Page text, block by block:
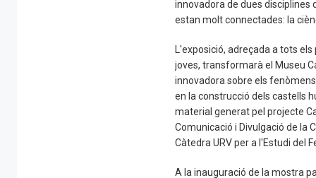
innovadora de dues disciplines
estan molt connectades: la
L'exposició, adreçada a tots
joves, transformarà el Museu
innovadora sobre els
en la construcció dels castells
material generat pel projecte
Comunicació i Divulgació de la
Càtedra URV per a l'Estudi del
A la inauguració de la mostra